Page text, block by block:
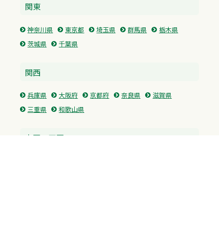
関東
神奈川県 東京都 埼玉県 群馬県
栃木県
茨城県
千葉県
関西
兵庫県 大阪府 京都府 奈良県
滋賀県
三重県
和歌山県
中国・四国